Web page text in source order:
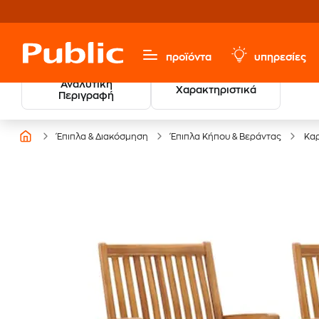
προϊόντα υπηρεσίες
Αναλυτική
Περιγραφή
Χαρακτηριστικά
Έπιπλα & Διακόσμηση Έπιπλα Κήπου & Βεράντας